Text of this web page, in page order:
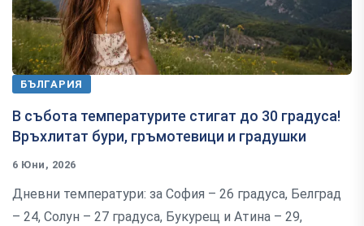
БЪЛГАРИЯ
В събота температурите стигат до 30 градуса!
Връхлитат бури, гръмотевици и градушки
6 Юни, 2026
Дневни температури: за София – 26 градуса, Белград
– 24, Солун – 27 градуса, Букурещ и Атина – 29,